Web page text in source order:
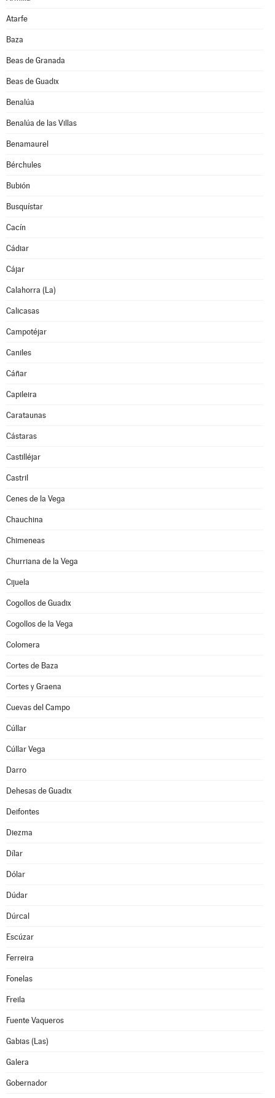
Atarfe
Baza
Beas de Granada
Beas de Guadix
Benalúa
Benalúa de las Villas
Benamaurel
Bérchules
Bubión
Busquístar
Cacín
Cádiar
Cájar
Calahorra (La)
Calicasas
Campotéjar
Caniles
Cáñar
Capileira
Carataunas
Cástaras
Castilléjar
Castril
Cenes de la Vega
Chauchina
Chimeneas
Churriana de la Vega
Cijuela
Cogollos de Guadix
Cogollos de la Vega
Colomera
Cortes de Baza
Cortes y Graena
Cuevas del Campo
Cúllar
Cúllar Vega
Darro
Dehesas de Guadix
Deifontes
Diezma
Dílar
Dólar
Dúdar
Dúrcal
Escúzar
Ferreira
Fonelas
Freila
Fuente Vaqueros
Gabias (Las)
Galera
Gobernador